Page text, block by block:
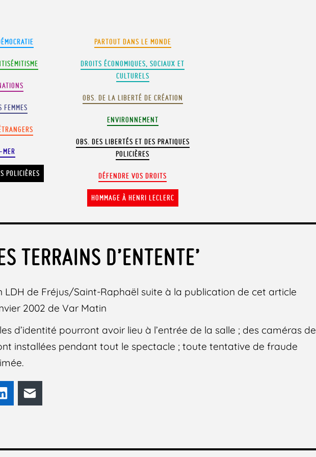
FEMMES
MER
POLICIÈRES
PARTOUT DANS LE MONDE
DROITS ÉCONOMIQUES, SOCIAUX ET
CULTURELS
OBS. DE LA LIBERTÉ DE CRÉATION
ENVIRONNEMENT
OBS. DES LIBERTÉS ET DES PRATIQUES
POLICIÈRES
DÉFENDRE VOS DROITS
HOMMAGE À HENRI LECLERC
TERRAINS D’ENTENTE’
LDH de Fréjus/Saint-Raphaël suite à la publication de cet article
2002 de Var Matin
d’identité pourront avoir lieu à l’entrée de la salle ; des caméras de
installées pendant tout le spectacle ; toute tentative de fraude
LinkedIn